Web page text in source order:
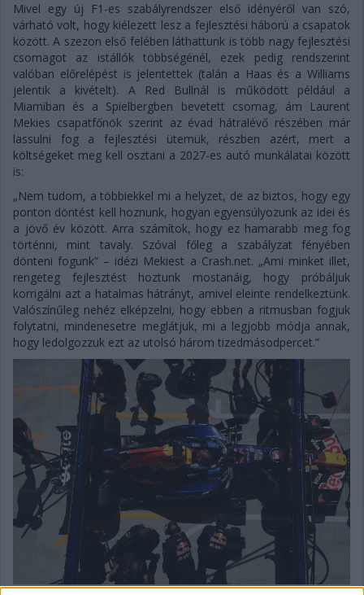
Mivel egy új F1-es szabályrendszer első idényéről van szó,
várható volt, hogy kiélezett lesz a fejlesztési háború a csapatok
között. A szezon első felében láthattunk is több nagy fejlesztési
csomagot az istállók többségénél, ezek pedig rendszerint
valóban előrelépést is jelentettek (talán a Haas és a Williams
jelentik a kivételt). A Red Bullnál is működött például a
Miamiban és a Spielbergben bevetett csomag, ám Laurent
Mekies csapatfőnök szerint az évad hátralévő részében már
lassulni fog a fejlesztési ütemük, részben azért, mert a
költségeket meg kell osztani a 2027-es autó munkálatai között
is:
„Nem tudom, a többiekkel mi a helyzet, de az biztos, hogy egy
ponton döntést kell hoznunk, hogyan egyensúlyozunk az idei és
a jövő év között. Arra számítok, hogy ez hamarabb meg fog
történni, mint tavaly. Szóval főleg a szabályzat fényében
dönteni fogunk” – idézi Mekiest a Crash.net. „Ami minket illet,
rengeteg fejlesztést hoztunk mostanáig, hogy próbáljuk
korrigálni azt a hatalmas hátrányt, amivel eleinte rendelkeztünk.
Valószínűleg nehéz elképzelni, hogy ebben a ritmusban fogjuk
folytatni, mindenesetre meglátjuk, mi a legjobb módja annak,
hogy ledolgozzuk ezt az utolsó három tizedmásodpercet.”